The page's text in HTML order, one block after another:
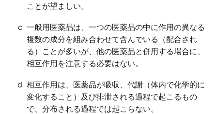
ことが望ましい。
c 一般用医薬品は、一つの医薬品の中に作用の異なる
複数の成分を組み合わせて含んでいる（配合され
る）ことが多いが、他の医薬品と併用する場合に、
相互作用を注意する必要はない。
d 相互作用は、医薬品が吸収、代謝（体内で化学的に
変化すること）及び排泄される過程で起こるもの
で、分布される過程では起こらない。